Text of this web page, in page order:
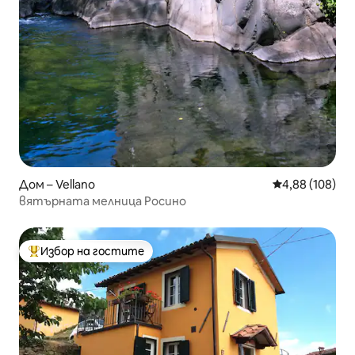
Дом – Vellano Средна
4,88 (108)
вятърната мелница Росино
Най-популярен избор на гостите
Избор на гостите